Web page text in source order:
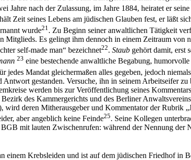
Jahre nach der Zulassung, im Jahre 1884, heiratet er
hält Zeit seines Lebens am jüdischen Glauben fest, er läßt
wurde21 . Zu Beginn seiner anwaltlichen Tätigkeit
Mitglieds. Es gelingt ihm dennoch in einem Zeitraum von
self-made man“ bezeichnet22. Staub gehört damit, erst
23 eine bestechende anwaltliche Begabung,
jedes Mandat gleichermaßen alles gegeben, jedoch
gestanden. Versuche, ihn in seinem Arbeitseifer
werden bis zur Veröffentlichung seines
des Kammergerichts und des Berliner
wird deren Mitherausgeber und Kommentator der Rubrik
aber angeblich keine Feinde25. Seine Kollegen
mit lauten Zwischenrufen: während der Nennung der
einem Krebsleiden und ist auf dem jüdischen Friedhof in